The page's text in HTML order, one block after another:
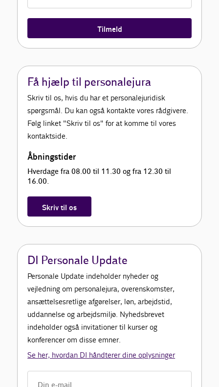
Tilmeld
Få hjælp til personalejura
Skriv til os, hvis du har et personalejuridisk
spørgsmål. Du kan også kontakte vores rådgivere.
Følg linket "Skriv til os" for at komme til vores
kontaktside.
Åbningstider
Hverdage fra 08.00 til 11.30 og fra 12.30 til
16.00.
Skriv til os
DI Personale Update
Personale Update indeholder nyheder og
vejledning om personalejura, overenskomster,
ansættelsesretlige afgørelser, løn, arbejdstid,
uddannelse og arbejdsmiljø. Nyhedsbrevet
indeholder også invitationer til kurser og
konferencer om disse emner.
Se her, hvordan DI håndterer dine oplysninger